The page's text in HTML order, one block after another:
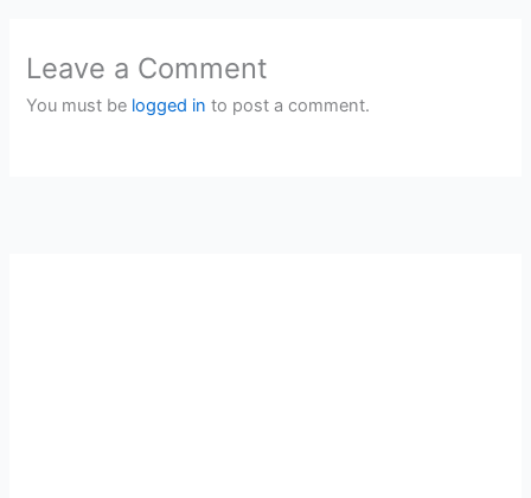
Leave a Comment
You must be logged in to post a comment.